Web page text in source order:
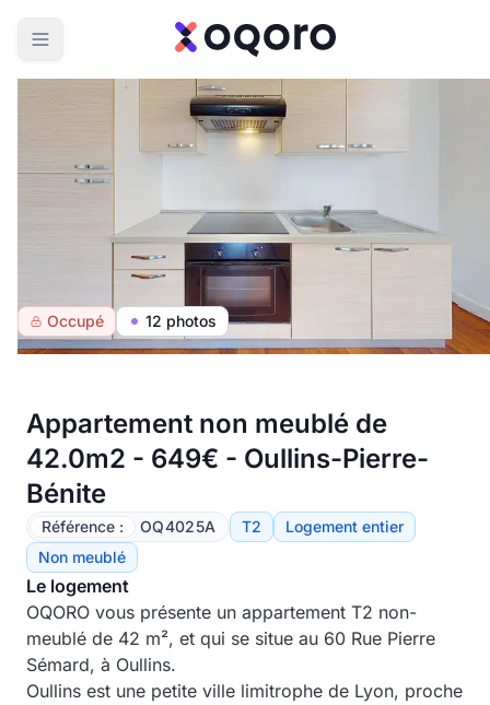
Occupé 12 photos
Appartement non meublé de
42.0m2 - 649€ - Oullins-Pierre-
Bénite
Référence : OQ4025A T2
Logement entier
Non meublé
Le logement
OQORO vous présente un appartement T2 non-
meublé de 42 m², et qui se situe au 60 Rue Pierre
Sémard, à Oullins.
Oullins est une petite ville limitrophe de Lyon, proche